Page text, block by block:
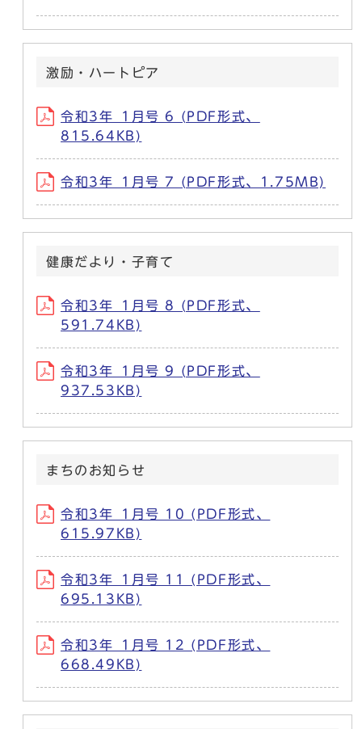
激励・ハートピア
令和3年_1月号 6 (PDF形式、
815.64KB)
令和3年_1月号 7 (PDF形式、1.75MB)
健康だより・子育て
令和3年_1月号 8 (PDF形式、
591.74KB)
令和3年_1月号 9 (PDF形式、
937.53KB)
まちのお知らせ
令和3年_1月号 10 (PDF形式、
615.97KB)
令和3年_1月号 11 (PDF形式、
695.13KB)
令和3年_1月号 12 (PDF形式、
668.49KB)